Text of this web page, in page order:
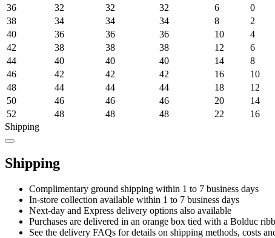
36
32 32 32 6 0
38
34 34 34 8 2
40
36 36 36 10 4
42
38 38 38 12 6
44
40 40 40 14 8
46
42 42 42 16 10
48
44 44 44 18 12
50
46 46 46 20 14
52
48 48 48 22 16
Shipping
Shipping
Complimentary ground shipping within 1 to 7 business days
In-store collection available within 1 to 7 business days
Next-day and Express delivery options also available
Purchases are delivered in an orange box tied with a Bolduc
See the delivery FAQs for details on shipping methods, costs